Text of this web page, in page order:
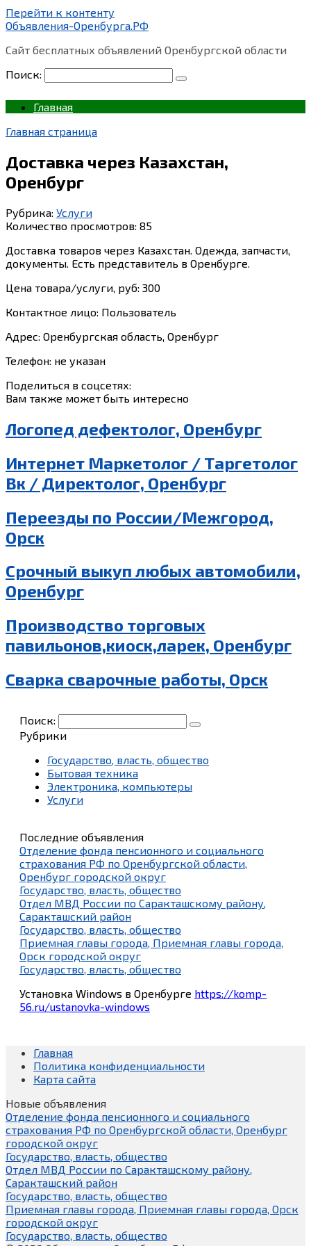
Перейти к контенту
Объявления-Оренбурга.РФ
Сайт бесплатных объявлений Оренбургской области
Поиск:
Главная
Главная страница
Доставка через Казахстан,
Оренбург
Рубрика: Услуги
Количество просмотров: 85
Доставка товаров через Казахстан. Одежда, запчасти,
документы. Есть представитель в Оренбурге.
Цена товара/услуги, руб: 300
Контактное лицо: Пользователь
Адрес: Оренбургская область, Оренбург
Телефон: не указан
Поделиться в соцсетях:
Вам также может быть интересно
Логопед дефектолог, Оренбург
Интернет Маркетолог / Таргетолог
Вк / Директолог, Оренбург
Переезды по России/Межгород,
Орск
Срочный выкуп любых автомобили,
Оренбург
Производство торговых
павильонов,киоск,ларек, Оренбург
Сварка сварочные работы, Орск
Поиск:
Рубрики
Государство, власть, общество
Бытовая техника
Электроника, компьютеры
Услуги
Последние объявления
Отделение фонда пенсионного и социального
страхования РФ по Оренбургской области,
Оренбург городской округ
Государство, власть, общество
Отдел МВД России по Саракташскому району,
Саракташский район
Государство, власть, общество
Приемная главы города, Приемная главы города,
Орск городской округ
Государство, власть, общество
Установка Windows в Оренбурге https://komp-
56.ru/ustanovka-windows
Главная
Политика конфиденциальности
Карта сайта
Новые объявления
Отделение фонда пенсионного и социального
страхования РФ по Оренбургской области, Оренбург
городской округ
Государство, власть, общество
Отдел МВД России по Саракташскому району,
Саракташский район
Государство, власть, общество
Приемная главы города, Приемная главы города, Орск
городской округ
Государство, власть, общество